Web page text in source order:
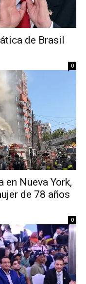
de Brasil
0
en Nueva York,
de 78 años
0